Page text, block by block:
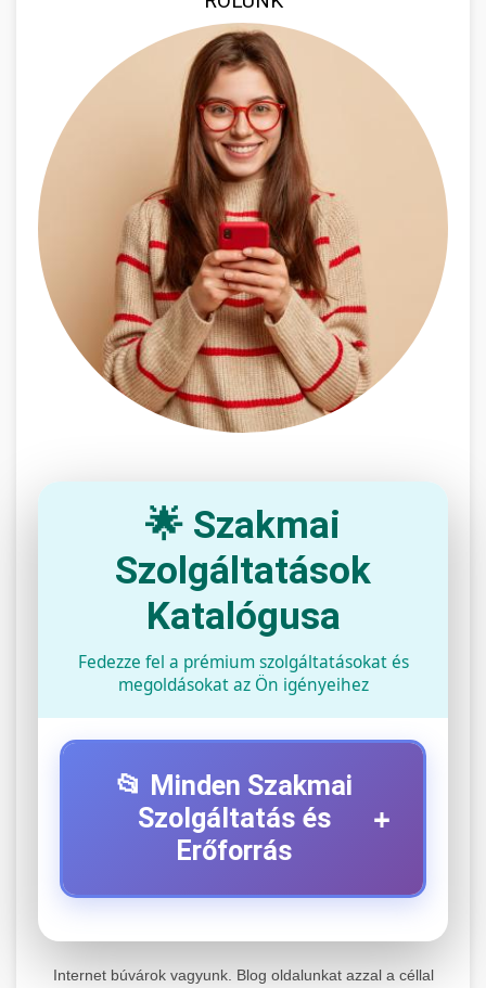
🌟 Szakmai
Szolgáltatások
Katalógusa
Fedezze fel a prémium szolgáltatásokat és
megoldásokat az Ön igényeihez
📂 Minden Szakmai
Szolgáltatás és
Erőforrás
+
+
Internet búvárok vagyunk. Blog oldalunkat azzal a céllal